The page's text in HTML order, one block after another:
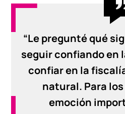
“Le pregunté qué
seguir confiando en
confiar en la
natural. Para
emoción